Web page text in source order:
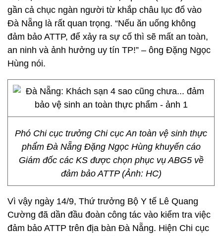
gần cả chục ngàn người từ khắp châu lục đổ vào
Đà Nẵng là rất quan trọng. “Nếu ăn uống không
đảm bảo ATTP, để xảy ra sự cố thì sẽ mất an toàn,
an ninh và ảnh hưởng uy tín TP!” – ông Đặng Ngọc
Hùng nói.
Phó Chi cục trưởng Chi cục An toàn vệ sinh thực
phẩm Đà Nẵng Đặng Ngọc Hùng khuyến cáo
Giám đốc các KS được chọn phục vụ ABG5 về
đảm bảo ATTP (Ảnh: HC)
Vì vậy ngày 14/9, Thứ trưởng Bộ Y tế Lê Quang
Cường đã dần đầu đoàn công tác vào kiểm tra việc
đảm bảo ATTP trên địa bàn Đà Nẵng. Hiện Chi cục